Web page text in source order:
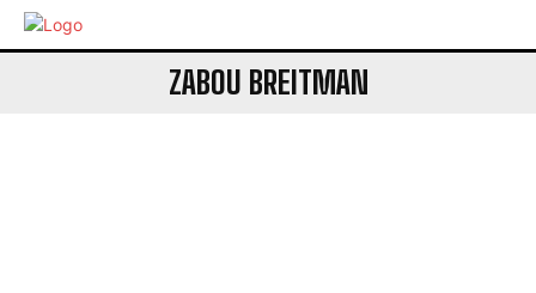
ZABOU BREITMAN